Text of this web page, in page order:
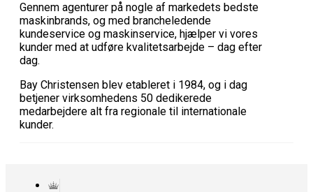
Gennem agenturer på nogle af markedets bedste
maskinbrands, og med brancheledende
kundeservice og maskinservice, hjælper vi vores
kunder med at udføre kvalitetsarbejde – dag efter
dag.
Bay Christensen blev etableret i 1984, og i dag
betjener virksomhedens 50 dedikerede
medarbejdere alt fra regionale til internationale
kunder.